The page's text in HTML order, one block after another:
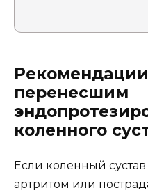
перенесшим
коленного
Если коленный
артритом или